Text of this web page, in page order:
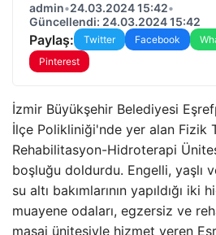
admin•24.03.2024 15:42•
Güncellendi: 24.03.2024 15:42
Paylaş: Twitter Facebook
Pinterest
İzmir Büyükşehir Belediyesi
İlçe Polikliniği'nde yer alan Fizik
Rehabilitasyon-Hidroterapi
boşluğu doldurdu. Engelli, yaşlı
su altı bakımlarının yapıldığı
muayene odaları, egzersiz ve
masaj ünitesiyle hizmet veren